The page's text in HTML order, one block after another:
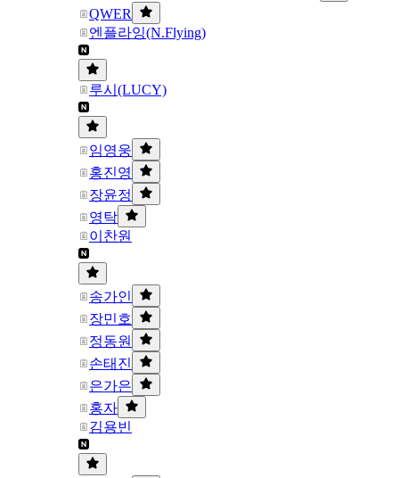
QWER
엔플라잉(N.Flying)
루시(LUCY)
임영웅
홍진영
장윤정
영탁
이찬원
송가인
장민호
정동원
손태진
은가은
홍자
김용빈